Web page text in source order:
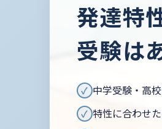
発達特
受験は
✓ 中学受験・高
✓ 特性に合わせ